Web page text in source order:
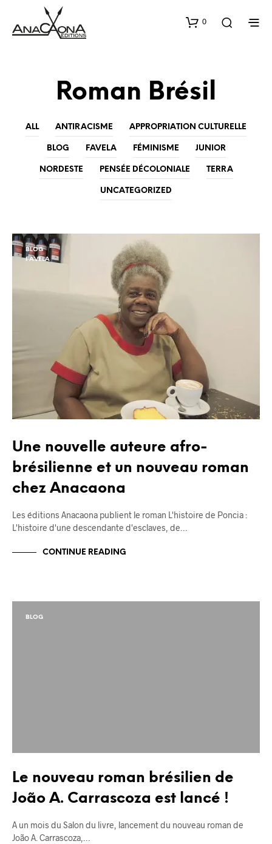
0
Roman Brésil
ALL ANTIRACISME APPROPRIATION CULTURELLE
BLOG FAVELA FÉMINISME JUNIOR
NORDESTE PENSÉE DÉCOLONIALE TERRA
UNCATEGORIZED
BLOG
FAVELA
Une nouvelle auteure afro-
brésilienne et un nouveau roman
chez Anacaona
Les éditions Anacaona publient le roman L'histoire de Poncia :
L'histoire d'une descendante d'esclaves, de…
CONTINUE READING
BLOG
Le nouveau roman brésilien de
João A. Carrascoza est lancé !
A un mois du Salon du livre, lancement du nouveau roman de
João A. Carrascoza,…